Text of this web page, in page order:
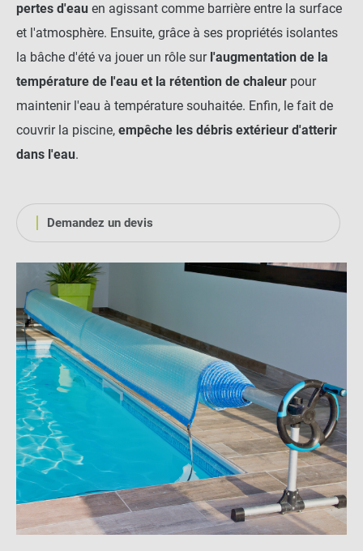
pertes d'eau en agissant comme barrière entre la surface
et l'atmosphère. Ensuite, grâce à ses propriétés isolantes
la bâche d'été va jouer un rôle surl'augmentation de la
température de l'eau et la rétention de chaleur pour
maintenir l'eau à température souhaitée. Enfin, le fait de
couvrir la piscine, empêche les débris extérieur d'atterir
dans l'eau.
Demandez un devis